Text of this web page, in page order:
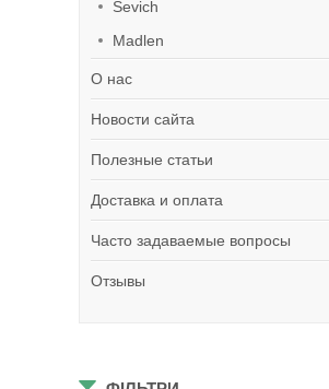
Sevich
Madlen
О нас
Новости сайта
Полезные статьи
Доставка и оплата
Часто задаваемые вопросы
Отзывы